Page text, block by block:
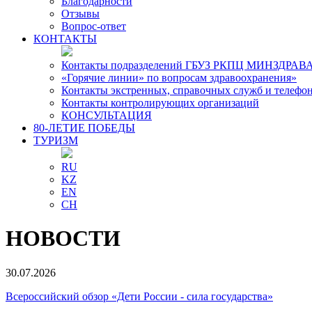
Отзывы
Вопрос-ответ
КОНТАКТЫ
Контакты подразделений ГБУЗ РКПЦ
«Горячие линии» по вопросам здравоохранения»
Контакты экстренных, справочных служб и
Контакты контролирующих организаций
КОНСУЛЬТАЦИЯ
80-ЛЕТИЕ ПОБЕДЫ
ТУРИЗМ
RU
KZ
EN
CH
НОВОСТИ
30.07.2026
Всероссийский обзор «Дети России - сила государства»